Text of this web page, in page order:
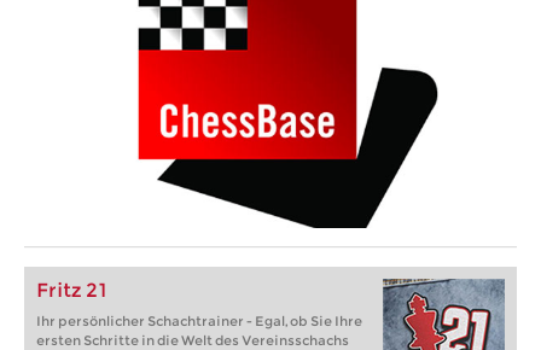
Fritz 21
Ihr persönlicher Schachtrainer - Egal, ob Sie Ihre
ersten Schritte in die Welt des Vereinsschachs